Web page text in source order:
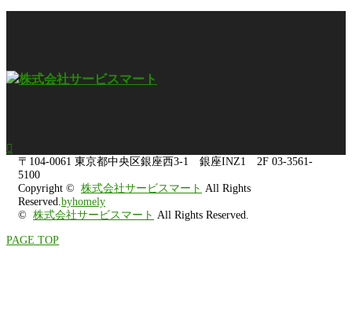

〒104-0061 東京都中央区銀座西3-1 銀座INZ1 2F 03-3561-
5100
Copyright © 株式会社サービスマート All Rights
Reserved.byhomely
© 株式会社サービスマート All Rights Reserved.
PAGE TOP